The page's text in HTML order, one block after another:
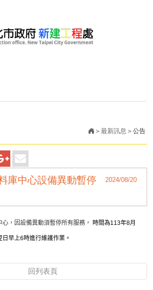
最新訊息 公告
googleplus
分
main
分
2024/08/20
庫中心設備異動暫停
，因設備異動須暫停所有服務， 時間為113年8月
早上6時進行維護作業。
回列表頁